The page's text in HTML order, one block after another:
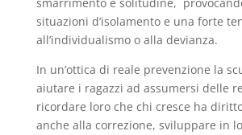
situazioni d’isolamento e una forte
all’individualismo o alla devianza.
In un’ottica di reale prevenzione la
aiutare i ragazzi ad assumersi delle
ricordare loro che chi cresce ha
anche alla correzione, sviluppare in